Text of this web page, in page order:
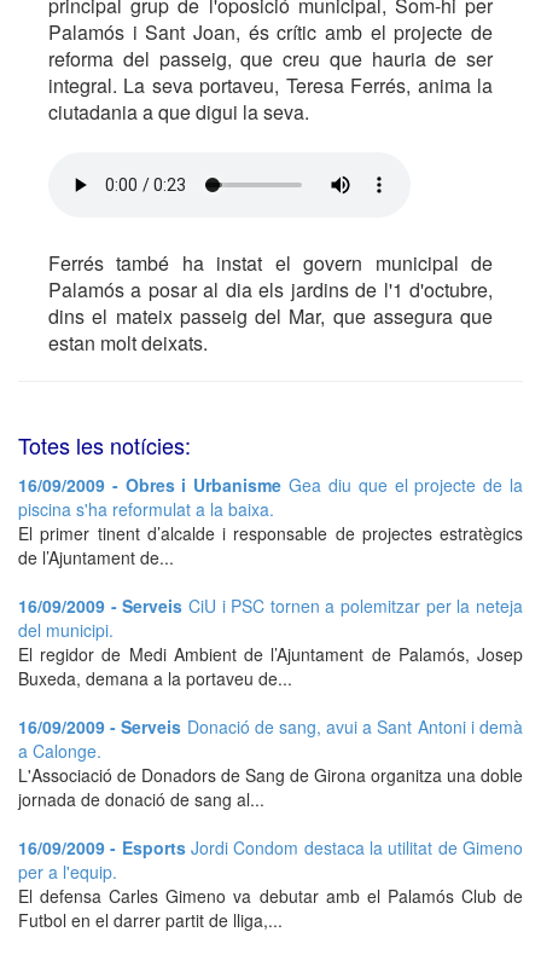
Palamós i Sant Joan, és crític amb el projecte de
reforma del passeig, que creu que hauria de ser
integral. La seva portaveu, Teresa Ferrés, anima la
ciutadania a que digui la seva.
Ferrés també ha instat el govern municipal de
Palamós a posar al dia els jardins de l'1 d'octubre,
dins el mateix passeig del Mar, que assegura que
estan molt deixats.
Totes les notícies:
16/09/2009 - Obres i UrbanismeGea diu que el projecte de la
piscina s'ha reformulat a la baixa.
El primer tinent d’alcalde i responsable de projectes estratègics
de l’Ajuntament de...
16/09/2009 - Serveis CiU i PSC tornen a polemitzar per la neteja
del municipi.
El regidor de Medi Ambient de l’Ajuntament de Palamós, Josep
Buxeda, demana a la portaveu de...
16/09/2009 - Serveis Donació de sang, avui a Sant Antoni i demà
a Calonge.
L'Associació de Donadors de Sang de Girona organitza una doble
jornada de donació de sang al...
16/09/2009 - Esports Jordi Condom destaca la utilitat de Gimeno
per a l'equip.
El defensa Carles Gimeno va debutar amb el Palamós Club de
Futbol en el darrer partit de lliga,...